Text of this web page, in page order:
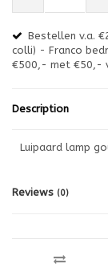
Bestellen v.a.
colli) - Franco
€500,- met €50,-
Description
Luipaard lamp
Reviews (0)